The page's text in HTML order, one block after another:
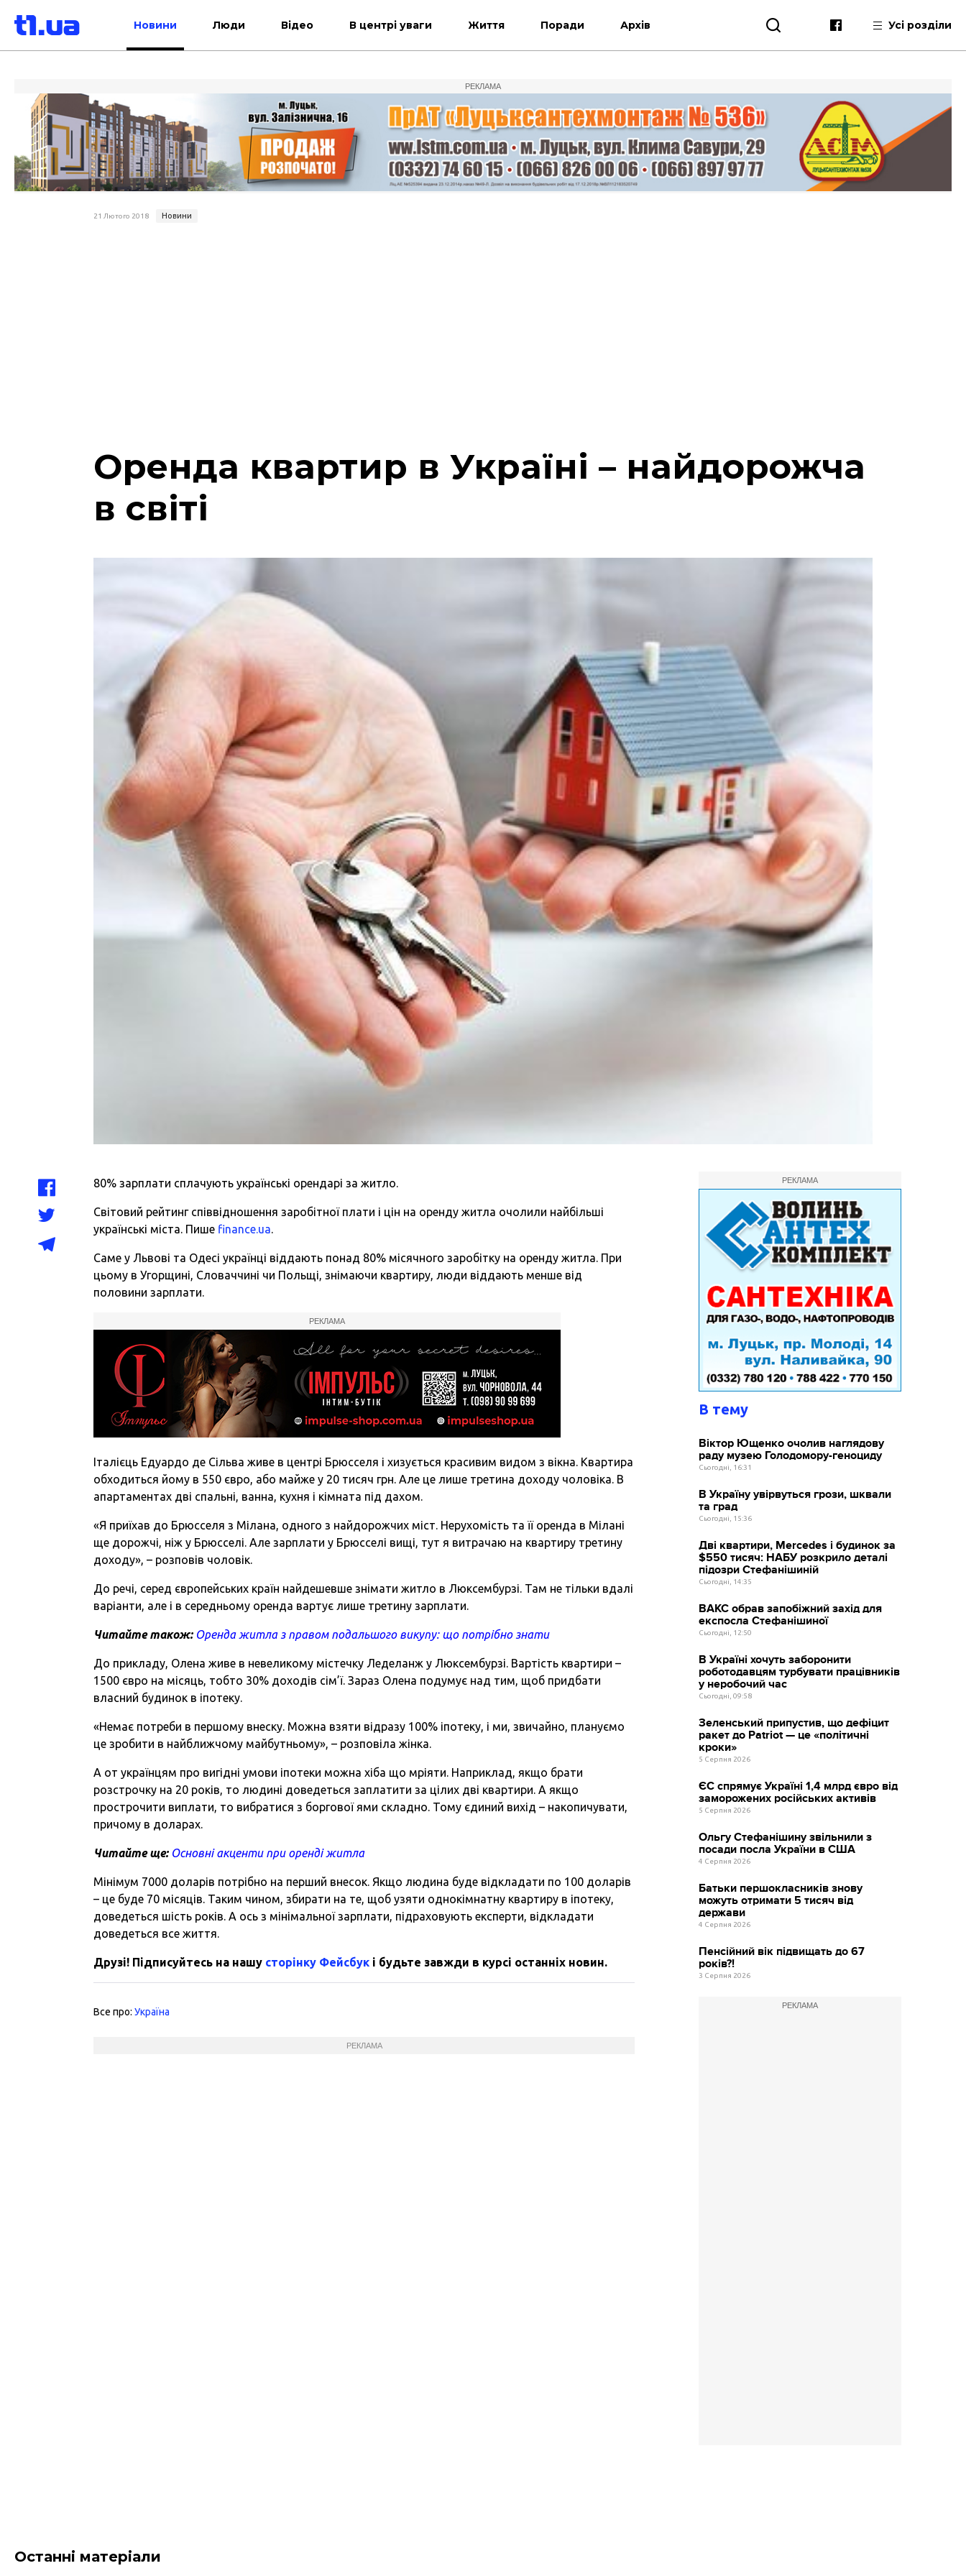
Новини Люди Відео В центрі уваги Життя Поради Архів Усі розділи
РЕКЛАМА
21 Лютого 2018 Новини
Оренда квартир в Україні – найдорожча
в світі
80% зарплати сплачують українські орендарі за житло.
Світовий рейтинг співвідношення заробітної плати і цін на оренду житла очолили найбільші
українські міста. Пише finance.ua.
Саме у Львові та Одесі українці віддають понад 80% місячного заробітку на оренду житла. При
цьому в Угорщині, Словаччині чи Польщі, знімаючи квартиру, люди віддають менше від
половини зарплати.
РЕКЛАМА
Італієць Едуардо де Сільва живе в центрі Брюсселя і хизується красивим видом з вікна. Квартира
обходиться йому в 550 євро, або майже у 20 тисяч грн. Але це лише третина доходу чоловіка. В
апартаментах дві спальні, ванна, кухня і кімната під дахом.
«Я приїхав до Брюсселя з Мілана, одного з найдорожчих міст. Нерухомість та її оренда в Мілані
ще дорожчі, ніж у Брюсселі. Але зарплати у Брюсселі вищі, тут я витрачаю на квартиру третину
доходу», – розповів чоловік.
До речі, серед європейських країн найдешевше знімати житло в Люксембурзі. Там не тільки вдалі
варіанти, але і в середньому оренда вартує лише третину зарплати.
Читайте також: Оренда житла з правом подальшого викупу: що потрібно знати
До прикладу, Олена живе в невеликому містечку Леделанж у Люксембурзі. Вартість квартири –
1500 євро на місяць, тобто 30% доходів сім’ї. Зараз Олена подумує над тим, щоб придбати
власний будинок в іпотеку.
«Немає потреби в першому внеску. Можна взяти відразу 100% іпотеку, і ми, звичайно, плануємо
це зробити в найближчому майбутньому», – розповіла жінка.
А от українцям про вигідні умови іпотеки можна хіба що мріяти. Наприклад, якщо брати
розстрочку на 20 років, то людині доведеться заплатити за цілих дві квартири. А якщо
прострочити виплати, то вибратися з боргової ями складно. Тому єдиний вихід – накопичувати,
причому в доларах.
Читайте ще: Основні акценти при оренді житла
Мінімум 7000 доларів потрібно на перший внесок. Якщо людина буде відкладати по 100 доларів
– це буде 70 місяців. Таким чином, збирати на те, щоб узяти однокімнатну квартиру в іпотеку,
доведеться шість років. А ось з мінімальної зарплати, підраховують експерти, відкладати
доведеться все життя.
Друзі! Підписуйтесь на нашу сторінку Фейсбук і будьте завжди в курсі останніх новин.
Все про:Україна
РЕКЛАМА
РЕКЛАМА
В тему
Віктор Ющенко очолив наглядову
раду музею Голодомору-геноциду
Сьогодні, 16:31
В Україну увірвуться грози, шквали
та град
Сьогодні, 15:36
Дві квартири, Mercedes і будинок за
$550 тисяч: НАБУ розкрило деталі
підозри Стефанішиній
Сьогодні, 14:35
ВАКС обрав запобіжний захід для
експосла Стефанішиної
Сьогодні, 12:50
В Україні хочуть заборонити
роботодавцям турбувати працівників
у неробочий час
Сьогодні, 09:58
Зеленський припустив, що дефіцит
ракет до Patriot — це «політичні
кроки»
5 Серпня 2026
ЄС спрямує Україні 1,4 млрд євро від
заморожених російських активів
5 Серпня 2026
Ольгу Стефанішину звільнили з
посади посла України в США
4 Серпня 2026
Батьки першокласників знову
можуть отримати 5 тисяч від
держави
4 Серпня 2026
Пенсійний вік підвищать до 67
років?!
3 Серпня 2026
РЕКЛАМА
Останні матеріали